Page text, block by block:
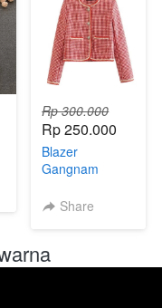
Rp 300.000
Rp 250.000
Blazer
Gangnam
Share